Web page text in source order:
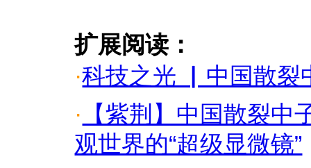
扩展阅读：
·科技之光 ▏中国散裂
· 【紫荆】中国散裂中
观世界的“超级显微镜”